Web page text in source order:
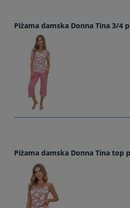
Piżama damska Donna Tina 3/4
Piżama damska Donna Tina top